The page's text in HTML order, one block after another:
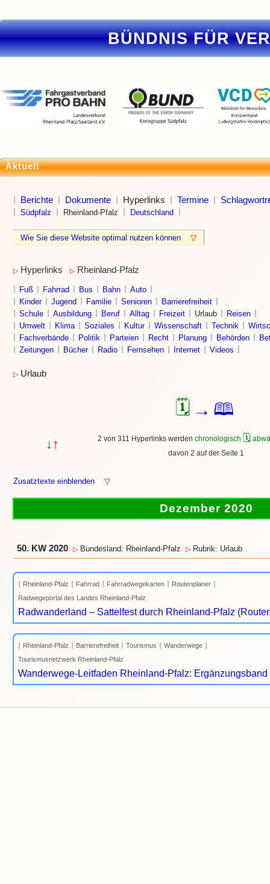
BÜNDNIS FÜR
Aktuell
Berichte Dokumente Hyperlinks Termine
Südpfalz Rheinland-Pfalz Deutschland
Wie Sie diese Website optimal nutzen können ▽
▷ Hyperlinks ▷ Rheinland-Pfalz
Fuß Fahrrad Bus Bahn
Auto
Kinder
Jugend Familie Senioren
Barrierefreiheit
Schule
Ausbildung Beruf Alltag Freizeit Urlaub
Reisen
Umwelt
Klima Soziales Kultur Wissenschaft Technik
Fachverbände
Politik Parteien Recht Planung Behörden
Zeitungen
Bücher Radio Fernsehen Internet Videos
▷ Urlaub
🗓 → 🕮
↓ ↑ 2 von 311 Hyperlinks werden chronologisch 🗓
davon 2 auf der Seite 1
Zusatztexte einblenden ▽
Dezember 2020
50. KW 2020 ▷ Bundesland: Rheinland-Pfalz ▷ Rubrik: Urlaub
Rheinland-Pfalz Fahrrad Fahrradwegekarten
Routenplaner
Radwegeportal des Landes Rheinland-Pfalz
Radwanderland – Sattelfest durch Rheinland-Pfalz
Rheinland-Pfalz Barrierefreiheit Tourismus
Wanderwege
Tourismusnetzwerk Rheinland-Pfalz
Wanderwege-Leitfaden Rheinland-Pfalz: